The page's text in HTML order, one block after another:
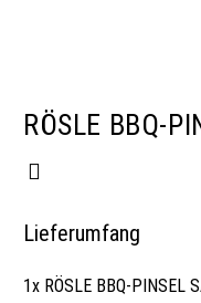
RÖSLE BBQ-
Lieferumfang
1x RÖSLE BBQ-PINSEL